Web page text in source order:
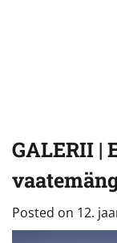
GALERII |
Posted on 12.